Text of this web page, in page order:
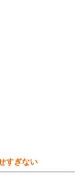
すぎない